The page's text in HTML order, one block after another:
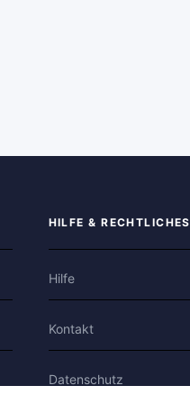
HILFE & RECHTLICHES
Hilfe
Kontakt
Datenschutz